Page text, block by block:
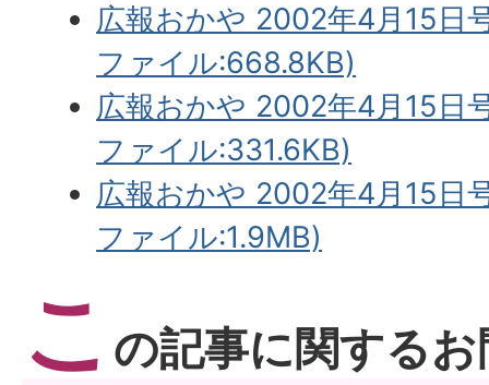
広報おかや 2002年4月15日
ファイル:668.8KB)
広報おかや 2002年4月15日
ファイル:331.6KB)
広報おかや 2002年4月15日
ファイル:1.9MB)
こ の記事に関する